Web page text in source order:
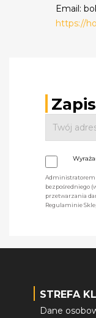
Email:
https://
Administratorem
bezpośredniego
przetwarzania
Regulaminie
STREFA
Dane